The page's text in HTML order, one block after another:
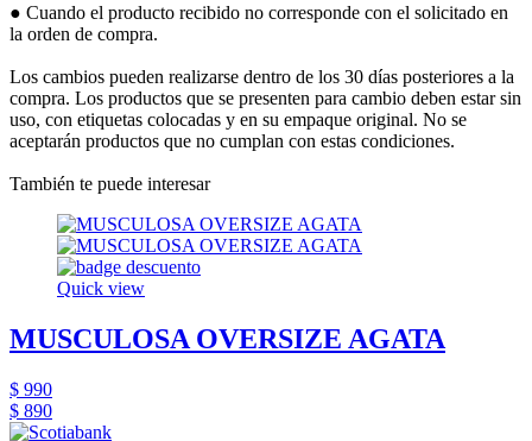
● Cuando el producto recibido no corresponde con el solicitado en
la orden de compra.
Los cambios pueden realizarse dentro de los 30 días posteriores a la
compra. Los productos que se presenten para cambio deben estar sin
uso, con etiquetas colocadas y en su empaque original. No se
aceptarán productos que no cumplan con estas condiciones.
También te puede interesar
Quick view
MUSCULOSA OVERSIZE AGATA
$ 990
$ 890